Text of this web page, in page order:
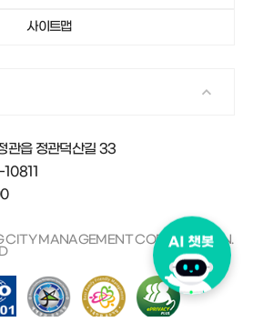
사이트맵
관읍 정관덕산길 33
MANAGEMENT CORPORATION.